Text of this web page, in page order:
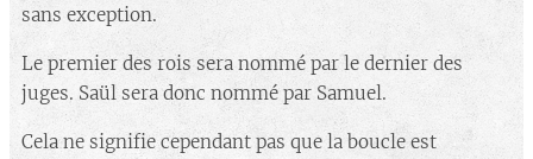
sans exception.
Le premier des rois sera nommé par le dernier des
juges. Saül sera donc nommé par Samuel.
Cela ne signifie cependant pas que la boucle est